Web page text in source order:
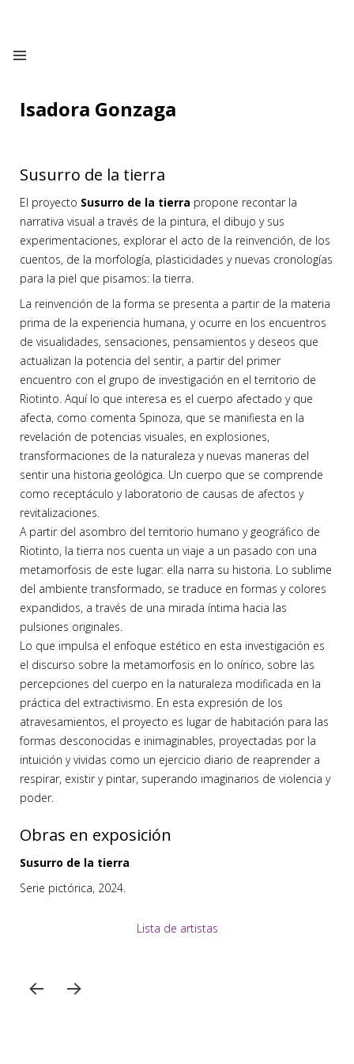
Isadora Gonzaga
Susurro de la tierra
El proyecto Susurro de la tierra propone recontar la
narrativa visual a través de la pintura, el dibujo y sus
experimentaciones, explorar el acto de la reinvención, de los
cuentos, de la morfología, plasticidades y nuevas cronologías
para la piel que pisamos: la tierra.
La reinvención de la forma se presenta a partir de la materia
prima de la experiencia humana, y ocurre en los encuentros
de visualidades, sensaciones, pensamientos y deseos que
actualizan la potencia del sentir, a partir del primer
encuentro con el grupo de investigación en el territorio de
Riotinto. Aquí lo que interesa es el cuerpo afectado y que
afecta, como comenta Spinoza, que se manifiesta en la
revelación de potencias visuales, en explosiones,
transformaciones de la naturaleza y nuevas maneras del
sentir una historia geológica. Un cuerpo que se comprende
como receptáculo y laboratorio de causas de afectos y
revitalizaciones.
A partir del asombro del territorio humano y geográfico de
Riotinto, la tierra nos cuenta un viaje a un pasado con una
metamorfosis de este lugar: ella narra su historia. Lo sublime
del ambiente transformado, se traduce en formas y colores
expandidos, a través de una mirada íntima hacia las
pulsiones originales.
Lo que impulsa el enfoque estético en esta investigación es
el discurso sobre la metamorfosis en lo onírico, sobre las
percepciones del cuerpo en la naturaleza modificada en la
práctica del extractivismo. En esta expresión de los
atravesamientos, el proyecto es lugar de habitación para las
formas desconocidas e inimaginables, proyectadas por la
intuición y vividas como un ejercicio diario de reaprender a
respirar, existir y pintar, superando imaginarios de violencia y
poder.
Obras en exposición
Susurro de la tierra
Serie pictórica, 2024.
Lista de artistas